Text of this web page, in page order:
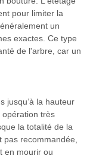
pour limiter la
un
exactes. Ce type
de l'arbre, car un
jusqu’à la hauteur
opération très
la totalité de la
pas recommandée,
en mourir ou